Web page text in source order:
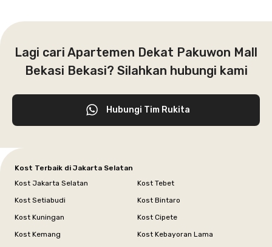
Lagi cari Apartemen Dekat Pakuwon Mall
Bekasi Bekasi? Silahkan hubungi kami
Hubungi Tim Rukita
Kost Terbaik di Jakarta Selatan
Kost Jakarta Selatan
Kost Tebet
Kost Setiabudi
Kost Bintaro
Kost Kuningan
Kost Cipete
Kost Kemang
Kost Kebayoran Lama